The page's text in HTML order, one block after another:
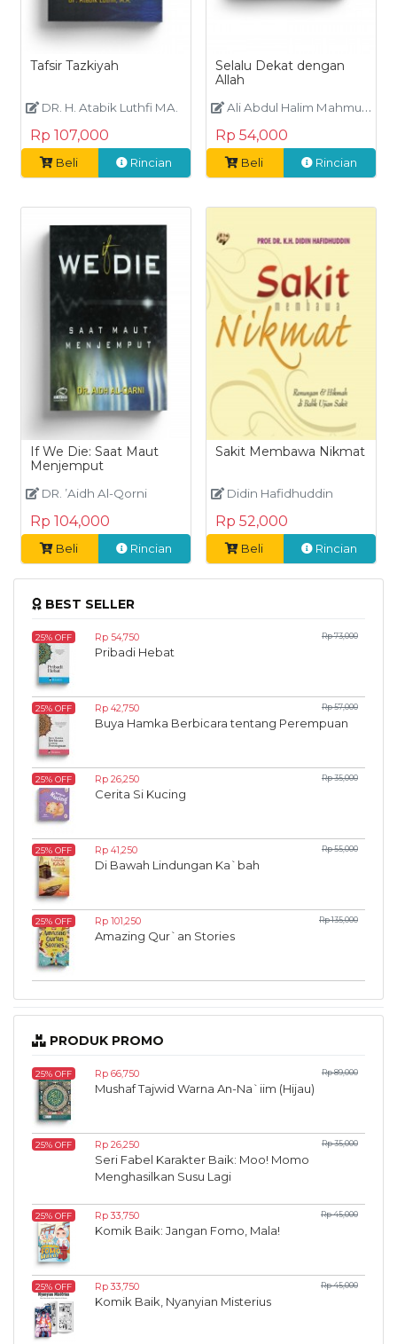
Tafsir Tazkiyah
DR. H. Atabik Luthfi MA.
Rp 107,000
Beli Rincian
Selalu Dekat dengan
Allah
Ali Abdul Halim Mahmud
Rp 54,000
Beli Rincian
If We Die: Saat Maut
Menjemput
DR. ’Aidh Al-Qorni
Rp 104,000
Beli Rincian
Sakit Membawa Nikmat
Didin Hafidhuddin
Rp 52,000
Beli Rincian
BEST SELLER
25% OFF Rp 54,750 Rp 73,000
Pribadi Hebat
25% OFF Rp 42,750 Rp 57,000
Buya Hamka Berbicara tentang Perempuan
25% OFF Rp 26,250 Rp 35,000
Cerita Si Kucing
25% OFF Rp 41,250 Rp 55,000
Di Bawah Lindungan Ka`bah
25% OFF Rp 101,250 Rp 135,000
Amazing Qur`an Stories
PRODUK PROMO
25% OFF Rp 66,750 Rp 89,000
Mushaf Tajwid Warna An-Na`iim (Hijau)
25% OFF Rp 26,250 Rp 35,000
Seri Fabel Karakter Baik: Moo! Momo
Menghasilkan Susu Lagi
25% OFF Rp 33,750 Rp 45,000
Komik Baik: Jangan Fomo, Mala!
25% OFF Rp 33,750 Rp 45,000
Komik Baik, Nyanyian Misterius